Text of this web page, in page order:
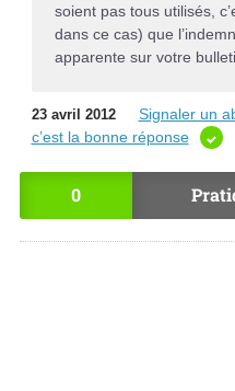
soient pas tous utilisés,
dans ce cas) que
apparente sur votre
23 avril 2012
Signaler un
c’est la bonne réponse
0